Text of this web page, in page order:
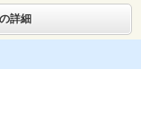
詳細